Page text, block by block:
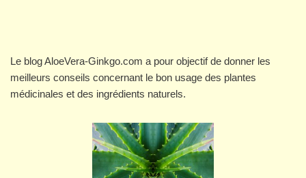
Le blog AloeVera-Ginkgo.com a pour objectif de donner les
meilleurs conseils concernant le bon usage des plantes
médicinales et des ingrédients naturels.